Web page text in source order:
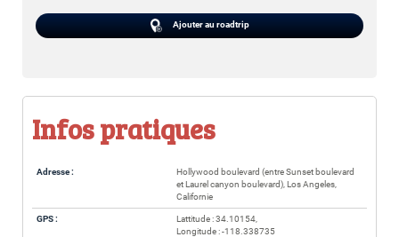
Ajouter au roadtrip
Infos pratiques
Adresse :
Hollywood boulevard (entre Sunset boulevard
et Laurel canyon boulevard), Los Angeles,
Californie
GPS :
Lattitude : 34.10154,
Longitude : -118.338735